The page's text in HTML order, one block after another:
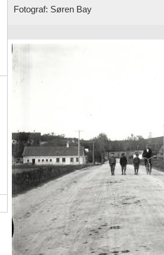
Fotograf: Søren Bay